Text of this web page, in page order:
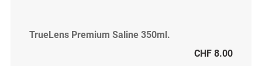
TrueLens Premium Saline 350ml.
CHF 8.00